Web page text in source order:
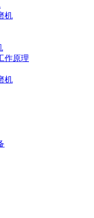
机
作原理
机